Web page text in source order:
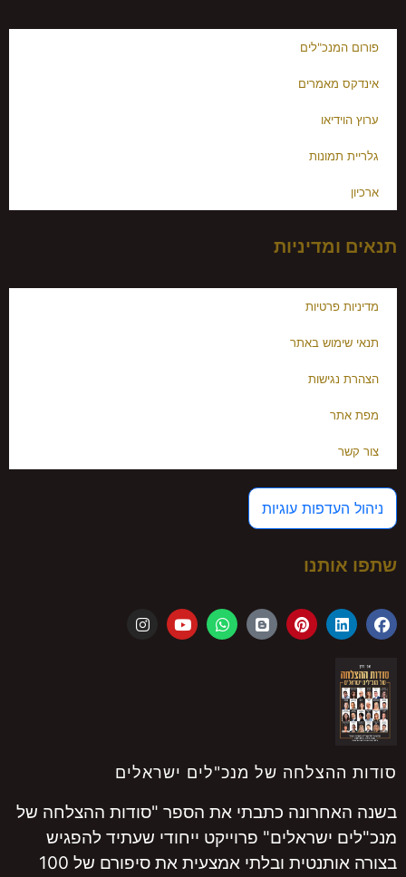
פורום המנכ"לים
אינדקס מאמרים
ערוץ הוידיאו
גלריית תמונות
ארכיון
תנאים ומדיניות
מדיניות פרטיות
תנאי שימוש באתר
הצהרת נגישות
מפת אתר
צור קשר
ניהול העדפות עוגיות
שתפו אותנו
סודות ההצלחה של מנכ"לים ישראלים
בשנה האחרונה כתבתי את הספר "סודות ההצלחה של
מנכ"לים ישראלים" פרוייקט ייחודי שעתיד להפגיש
בצורה אותנטית ובלתי אמצעית את סיפורם של 100